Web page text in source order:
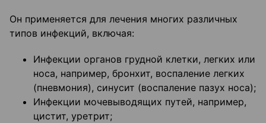
Он применяется для лечения многих различных
типов инфекций, включая:
Инфекции органов грудной клетки, легких или
носа, например, бронхит, воспаление легких
(пневмония), синусит (воспаление пазух носа);
Инфекции мочевыводящих путей, например,
цистит, уретрит;